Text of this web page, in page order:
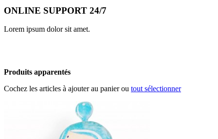
ONLINE SUPPORT 24/7
Lorem ipsum dolor sit amet.
Produits apparentés
Cochez les articles à ajouter au panier ou tout sélectionner